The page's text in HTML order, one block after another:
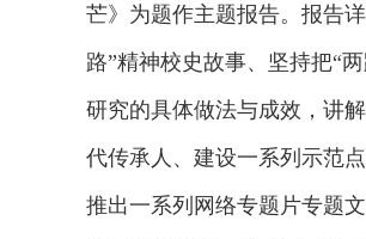
芒》为题作主题报告。报告
路”精神校史故事、坚持把“
研究的具体做法与成效，讲
代传承人、建设一系列示范
推出一系列网络专题片专题